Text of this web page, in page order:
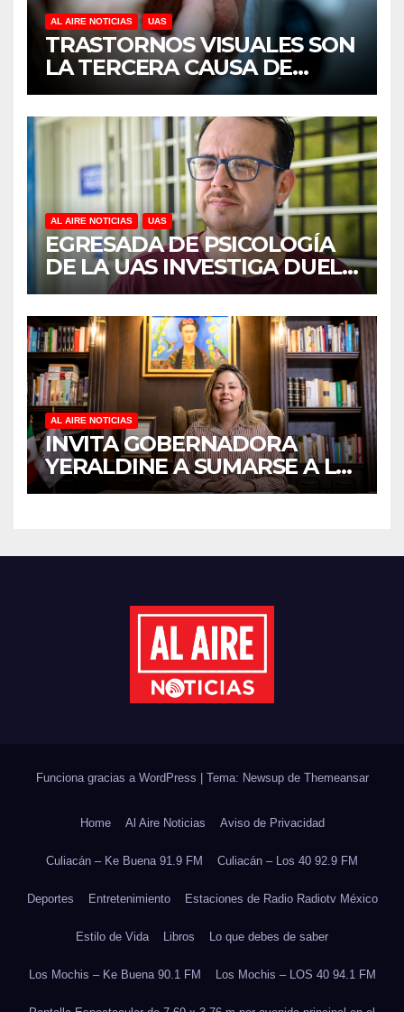
AL AIRE NOTICIAS UAS
TRASTORNOS VISUALES SON
LA TERCERA CAUSA DE
DISCAPACIDAD EN MÉXICO,
REVELA ESTUDIO DEL
CIDOCS DE LA UAS
AL AIRE NOTICIAS UAS
EGRESADA DE PSICOLOGÍA
DE LA UAS INVESTIGA DUELO
ANTICIPADO Y SOBRECARGA
EN CUIDADORES DE
ADULTOS MAYORES
AL AIRE NOTICIAS
INVITA GOBERNADORA
YERALDINE A SUMARSE A LA
JORNADA NACIONAL DE
DE ÁRBOLES
Funciona gracias a WordPress Tema: Newsup de Themeansar
Home Al Aire Noticias Aviso de Privacidad
Culiacán – Ke Buena 91.9 FM Culiacán – Los 40 92.9 FM
Deportes Entretenimiento Estaciones de Radio Radiotv México
Estilo de Vida Libros Lo que debes de saber
Los Mochis – Ke Buena 90.1 FM Los Mochis – LOS 40 94.1 FM